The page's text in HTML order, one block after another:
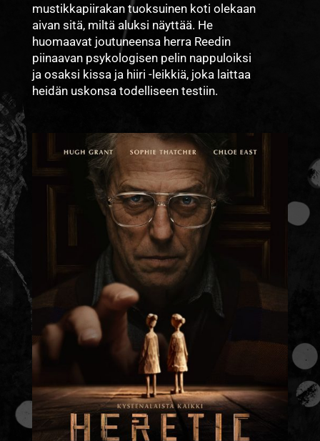
mustikkapiirakan tuoksuinen koti olekaan
aivan sitä, miltä aluksi näyttää. He
huomaavat joutuneensa herra Reedin
piinaavan psykologisen pelin nappuloiksi
ja osaksi kissa ja hiiri -leikkiä, joka laittaa
heidän uskonsa todelliseen testiin.